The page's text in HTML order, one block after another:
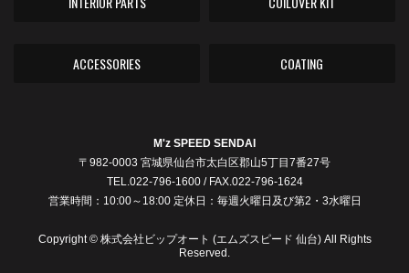
ACCESSORIES COATING
M'z SPEED SENDAI
〒982-0003 宮城県仙台市太白区郡山5丁目7番27号
TEL.022-796-1600 / FAX.022-796-1624
営業時間：10:00～18:00 定休日：毎週火曜日及び第2・3水曜日
Copyright © 株式会社ビップオート (エムズスピード 仙台) All Rights
Reserved.